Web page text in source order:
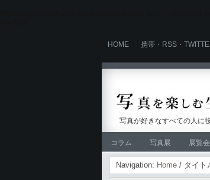
HOME 携帯・RSS・
写真が好きなすべての人に
コラム 写真展 展覧
Navigation: Home / タイト